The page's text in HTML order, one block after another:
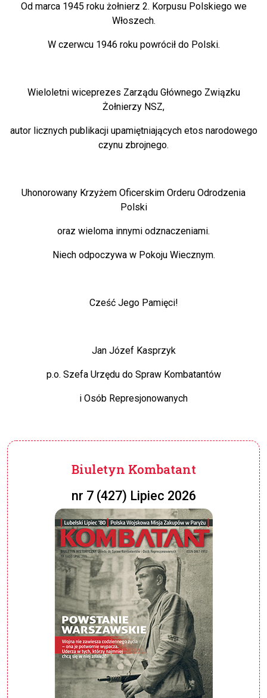
Od marca 1945 roku żołnierz 2. Korpusu Polskiego we
Włoszech.
W czerwcu 1946 roku powrócił do Polski.
Wieloletni wiceprezes Zarządu Głównego Związku
Żołnierzy NSZ,
autor licznych publikacji upamiętniających etos narodowego
czynu zbrojnego.
Uhonorowany Krzyżem Oficerskim Orderu Odrodzenia
Polski
oraz wieloma innymi odznaczeniami.
Niech odpoczywa w Pokoju Wiecznym.
Cześć Jego Pamięci!
Jan Józef Kasprzyk
p.o. Szefa Urzędu do Spraw Kombatantów
i Osób Represjonowanych
Biuletyn Kombatant
nr 7 (427) Lipiec 2026